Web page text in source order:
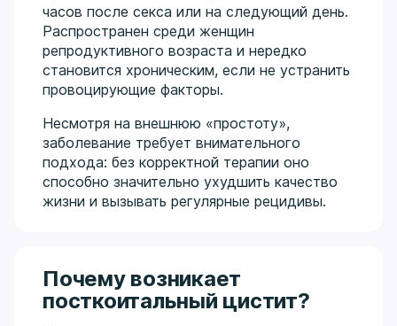
часов после секса или на следующий день.
Распространен среди женщин
репродуктивного возраста и нередко
становится хроническим, если не устранить
провоцирующие факторы.
Несмотря на внешнюю «простоту»,
заболевание требует внимательного
подхода: без корректной терапии оно
способно значительно ухудшить качество
жизни и вызывать регулярные рецидивы.
Почему возникает
посткоитальный цистит?